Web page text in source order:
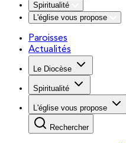
Spiritualité
L'église vous propose
Paroisses
Actualités
Le Diocèse
Spiritualité
L'église vous propose
Rechercher